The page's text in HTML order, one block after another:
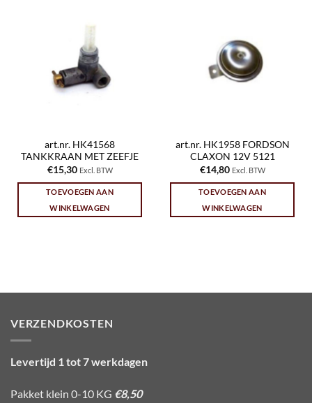
art.nr. HK41568
TANKKRAAN MET ZEEFJE
€15,30 Excl. BTW
TOEVOEGEN AAN
WINKELWAGEN
art.nr. HK1958 FORDSON
CLAXON 12V 5121
€14,80 Excl. BTW
TOEVOEGEN AAN
WINKELWAGEN
VERZENDKOSTEN
Levertijd 1 tot 7 werkdagen
Pakket klein 0-10 KG €8,50